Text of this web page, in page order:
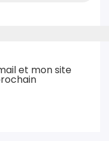
et mon site